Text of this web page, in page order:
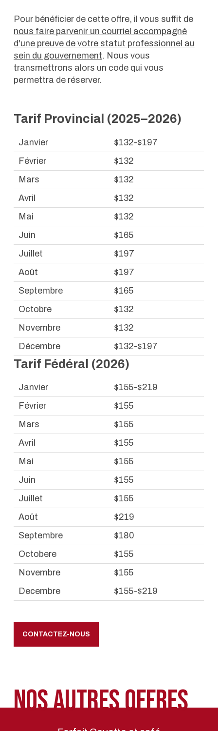
Pour bénéficier de cette offre, il vous suffit de
nous faire parvenir un courriel accompagné
d'une preuve de votre statut professionnel au
sein du gouvernement. Nous vous
transmettrons alors un code qui vous
permettra de réserver.
Tarif Provincial (2025–2026)
Janvier
$132-$197
Février
$132
Mars
$132
Avril
$132
Mai
$132
Juin
$165
Juillet
$197
Août
$197
Septembre
$165
Octobre
$132
Novembre
$132
Décembre
$132-$197
Tarif Fédéral (2026)
Janvier
$155-$219
Février
$155
Mars
$155
Avril
$155
Mai
$155
Juin
$155
Juillet
$155
Août
$219
Septembre
$180
Octobere
$155
Novembre
$155
Decembre
$155-$219
CONTACTEZ-NOUS
Nos autres offres